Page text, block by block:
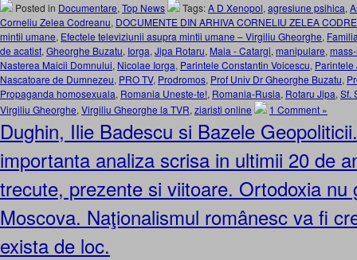
Posted in Documentare, Top News Tags:A D Xenopol, agresiune psihica,
Corneliu Zelea Codreanu, DOCUMENTE DIN ARHIVA CORNELIU ZELEA
mintii umane, Efectele televiziunii asupra mintii umane – Virgiliu Gheorghe,
de acatist, Gheorghe Buzatu, Iorga, Jipa Rotaru, Maia - Catargi, manipulare,
Nasterea Maicii Domnului, Nicolae Iorga, Parintele Constantin Voicescu, Parintele
Nascatoare de Dumnezeu, PRO TV, Prodromos, Prof Univ Dr Gheorghe Buzatu,
Propaganda homosexuala, Romania Uneste-te!, Romania-Rusia, Rotaru Jipa, Sf.
Virgiliu Gheorghe, Virgiliu Gheorghe la TVR, ziaristi online 1 Comment »
Dughin, Ilie Badescu si Bazele
importanta analiza scrisa in ultimii 20 de
trecute, prezente si viitoare. Ortodoxia nu
Moscova. Naţionalismul românesc va fi
exista de loc.